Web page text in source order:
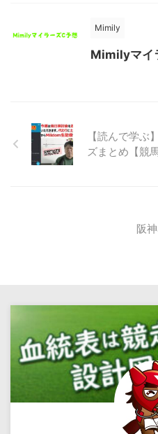
Mimily
Mimilyマイ
【読んで学ぶ
ズまとめ【競
阪